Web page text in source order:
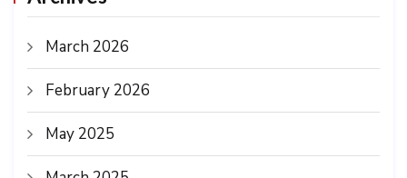
March 2026
February 2026
May 2025